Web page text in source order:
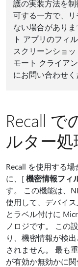
護の実装方法を
可する一方で、
ない場合があり
ト アプリのフィ
スクリーンショ
モート クライア
にお問い合わせく
Recall で
ルター
Recall を使用する
に、[機密情報フィ
す。 この機能は、
使用して、デバイ
とラベル付けに
ノロジです。 この
り、機密情報が検
されません。 最も
が有効か無効かに関